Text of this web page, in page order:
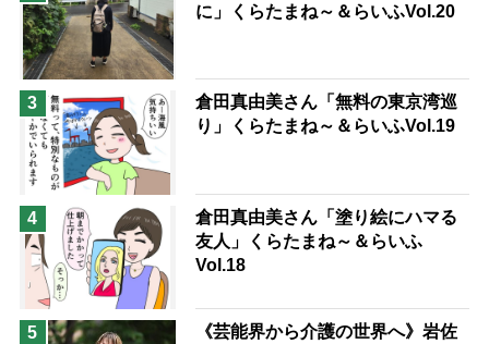
に」くらたまね～＆らいふVol.20
3
倉田真由美さん「無料の東京湾巡
り」くらたまね～＆らいふVol.19
4
倉田真由美さん「塗り絵にハマる
友人」くらたまね～＆らいふ
Vol.18
5
《芸能界から介護の世界へ》岩佐